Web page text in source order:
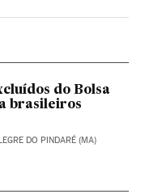
do Bolsa
brasileiros
DO PINDARÉ (MA)